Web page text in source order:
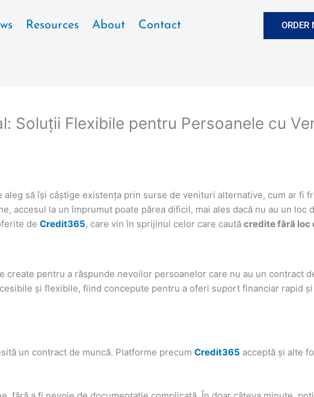
Resources About Contact ORDER
Soluții Flexibile pentru Persoanele cu
să își câștige existența prin surse de venituri alternative, cum ar fi
accesul la un împrumut poate părea dificil, mai ales dacă nu au un loc
de Credit365, care vin în sprijinul celor care caută credite fără loc
pentru a răspunde nevoilor persoanelor care nu au un contract
și flexibile, fiind concepute pentru a oferi suport financiar rapid
un contract de muncă. Platforme precum Credit365 acceptă și alte